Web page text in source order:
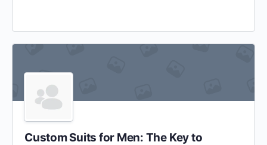
Custom Suits for Men: The Key to